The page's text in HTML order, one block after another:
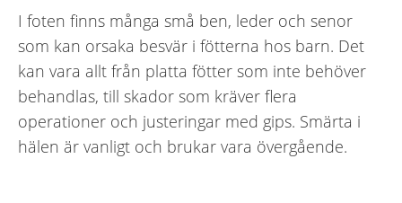
I foten finns många små ben, leder och senor
som kan orsaka besvär i fötterna hos barn. Det
kan vara allt från platta fötter som inte behöver
behandlas, till skador som kräver flera
operationer och justeringar med gips. Smärta i
hälen är vanligt och brukar vara övergående.